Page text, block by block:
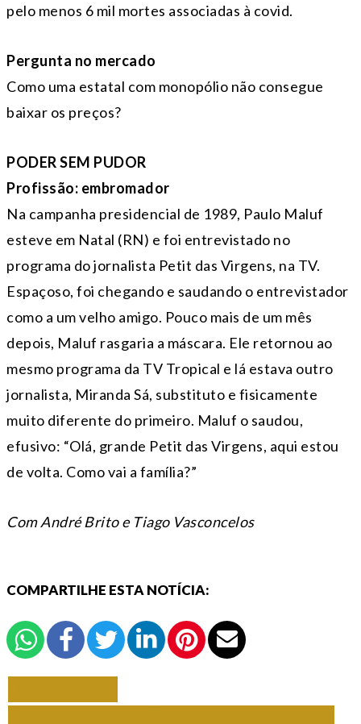
pelo menos 6 mil mortes associadas à covid.
Pergunta no mercado
Como uma estatal com monopólio não consegue
baixar os preços?
PODER SEM PUDOR
Profissão: embromador
Na campanha presidencial de 1989, Paulo Maluf
esteve em Natal (RN) e foi entrevistado no
programa do jornalista Petit das Virgens, na TV.
Espaçoso, foi chegando e saudando o entrevistador
como a um velho amigo. Pouco mais de um mês
depois, Maluf rasgaria a máscara. Ele retornou ao
mesmo programa da TV Tropical e lá estava outro
jornalista, Miranda Sá, substituto e fisicamente
muito diferente do primeiro. Maluf o saudou,
efusivo: “Olá, grande Petit das Virgens, aqui estou
de volta. Como vai a família?”
Com André Brito e Tiago Vasconcelos
COMPARTILHE ESTA NOTÍCIA: